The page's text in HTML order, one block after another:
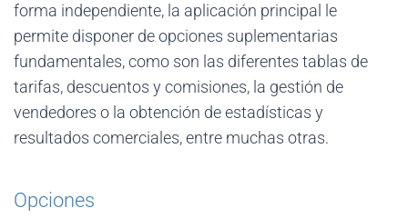
forma independiente, la aplicación principal le
permite disponer de opciones suplementarias
fundamentales, como son las diferentes tablas de
tarifas, descuentos y comisiones, la gestión de
vendedores o la obtención de estadísticas y
resultados comerciales, entre muchas otras.
Opciones